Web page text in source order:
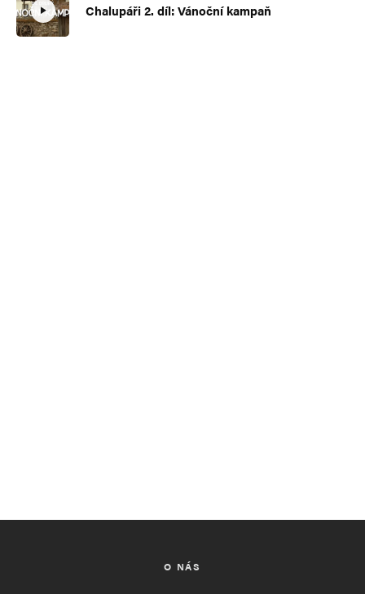
Chalupáři 2. díl: Vánoční kampaň
O NÁS